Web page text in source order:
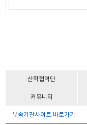
산학협력단
커뮤니티
부속기관사이트 바로가기